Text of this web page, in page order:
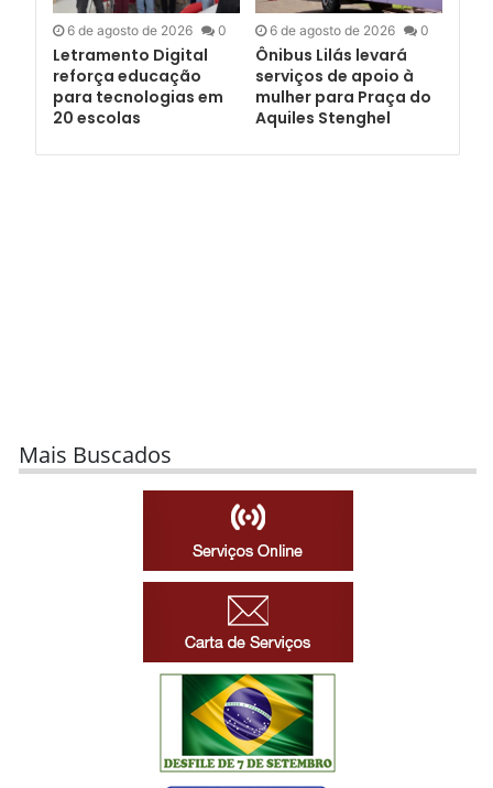
Mais Buscados